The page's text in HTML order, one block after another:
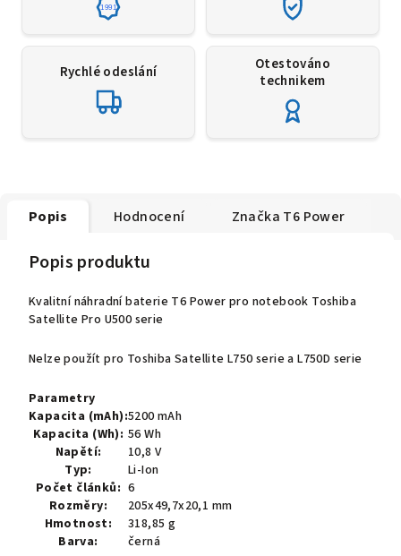
1991
Rychlé odeslání
Otestováno
technikem
Popis Hodnocení Značka T6 Power
Popis produktu
Kvalitní náhradní baterie T6 Power pro notebook Toshiba
Satellite Pro U500 serie
Nelze použít pro Toshiba Satellite L750 serie a L750D serie
Parametry
Kapacita (mAh):5200 mAh
Kapacita (Wh): 56 Wh
Napětí:
10,8 V
Typ:
Li-Ion
Počet článků: 6
Rozměry:
205x49,7x20,1 mm
Hmotnost:
318,85 g
Barva:
černá